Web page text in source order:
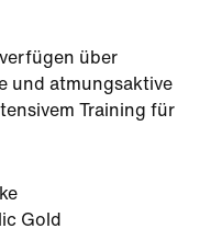
über
und atmungsaktive
Training für
Gold